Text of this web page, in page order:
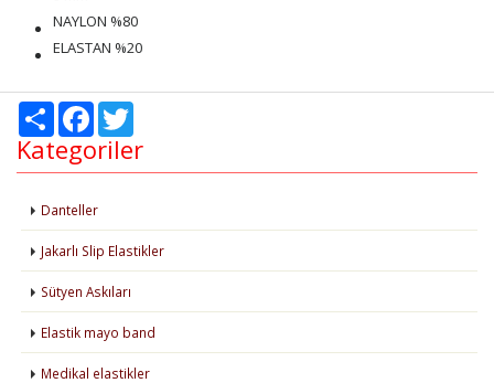
NAYLON %80
ELASTAN %20
Share Facebook
Kategoriler
Danteller
Jakarlı Slip Elastikler
Sütyen Askıları
Elastik mayo band
Medikal elastikler